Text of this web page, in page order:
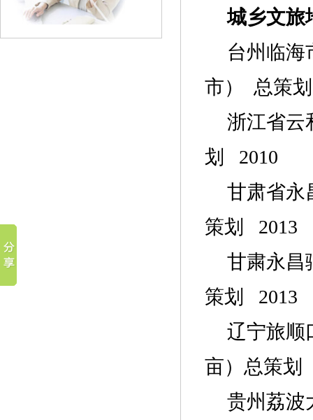
城乡文旅
台州临海
市）
总策划
浙江省云
划
2010
甘肃省永
策划
2013
甘粛永昌
策划
2013
辽宁旅顺
亩）总策划
贵州荔波